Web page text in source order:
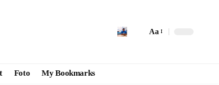
Aa
Foto My Bookmarks